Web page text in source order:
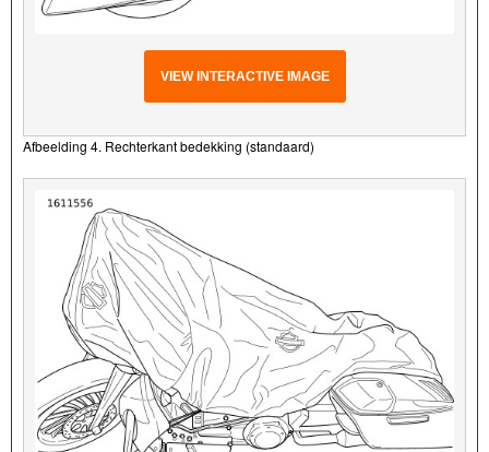
VIEW INTERACTIVE IMAGE
Afbeelding 4. Rechterkant bedekking (standaard)